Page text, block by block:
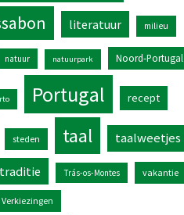
literatuur milieu
natuur natuurpark Noord-Portugal
Portugal recept
steden taal taalweetjes
traditie Trás-os-Montes vakantie
Verkiezingen